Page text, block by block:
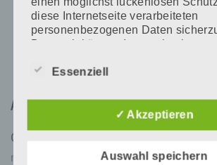
Adresse
Contur Line
med ästhetik institut GmbH
diese Internetseite verarbeiteten
personenbezogenen Daten
Dennoch können Internetbasierte
Sicherheitslücken aufweisen,
kann. Aus diesem Grund steht es
betroffenen Person frei,
Daten auch auf alternativen Wegen,
Essenziell
✓ Akzeptieren
Auswahl speichern